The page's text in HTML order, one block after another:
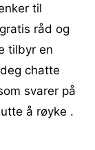
til
råd og
tilbyr en
chatte
svarer på
å røyke .